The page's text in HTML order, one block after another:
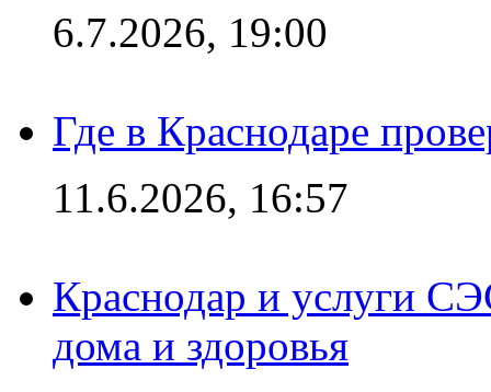
6.7.2026, 19:00
Где в Краснодаре
11.6.2026, 16:57
Краснодар и услуги
дома и здоровья